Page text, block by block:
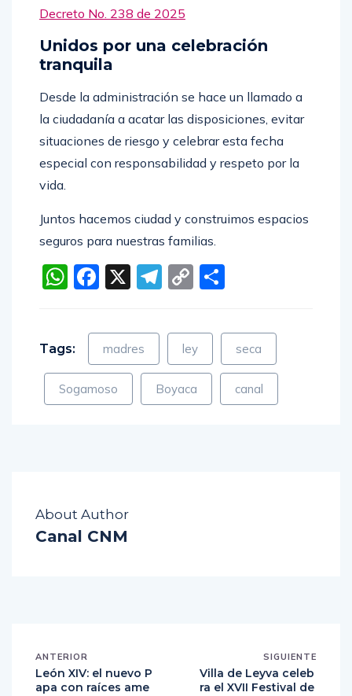
Decreto No. 238 de 2025
Unidos por una celebración
tranquila
Desde la administración se hace un llamado a
la ciudadanía a acatar las disposiciones, evitar
situaciones de riesgo y celebrar esta fecha
especial con responsabilidad y respeto por la
vida.
Juntos hacemos ciudad y construimos espacios
seguros para nuestras familias.
WhatsApp
Facebook
X Telegram
Copy
Tags: madres ley seca
Sogamoso Boyaca canal
About Author
Canal CNM
ANTERIOR
León XIV: el nuevo P
apa con raíces ame
SIGUIENTE
Villa de Leyva celeb
ra el XVII Festival de